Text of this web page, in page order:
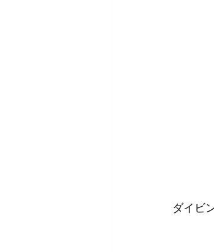
ダイビ